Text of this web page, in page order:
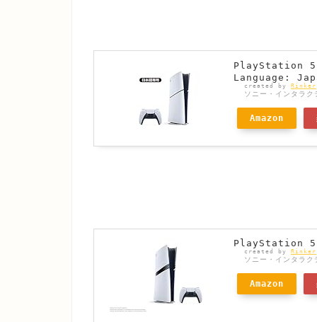
PlayStation 5
Language:
created by Rinker
ソニー・インタラ
Amazon
PlayStation 5
created by Rinker
ソニー・インタラ
Amazon